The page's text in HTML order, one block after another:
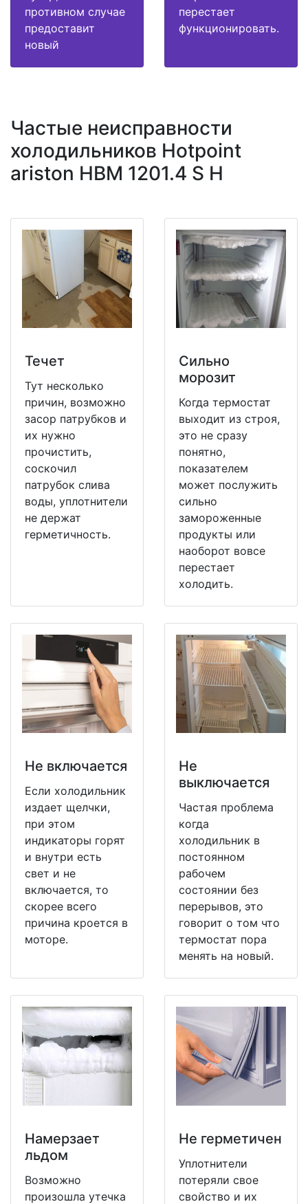
противном случае
предоставит
новый
перестает
функционировать.
Частые неисправности
холодильников Hotpoint
ariston HBM 1201.4 S H
Течет
Тут несколько
причин, возможно
засор патрубков и
их нужно
прочистить,
соскочил
патрубок слива
воды, уплотнители
не держат
герметичность.
Сильно
морозит
Когда термостат
выходит из строя,
это не сразу
понятно,
показателем
может послужить
сильно
замороженные
продукты или
наоборот вовсе
перестает
холодить.
Не включается
Если холодильник
издает щелчки,
при этом
индикаторы горят
и внутри есть
свет и не
включается, то
скорее всего
причина кроется в
моторе.
Не
выключается
Частая проблема
когда
холодильник в
постоянном
рабочем
состоянии без
перерывов, это
говорит о том что
термостат пора
менять на новый.
Намерзает
льдом
Возможно
произошла утечка
Не герметичен
Уплотнители
потеряли свое
свойство и их